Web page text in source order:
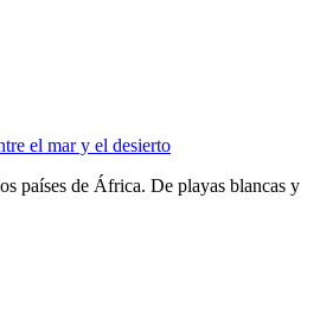
el mar y el desierto
países de África. De playas blancas y